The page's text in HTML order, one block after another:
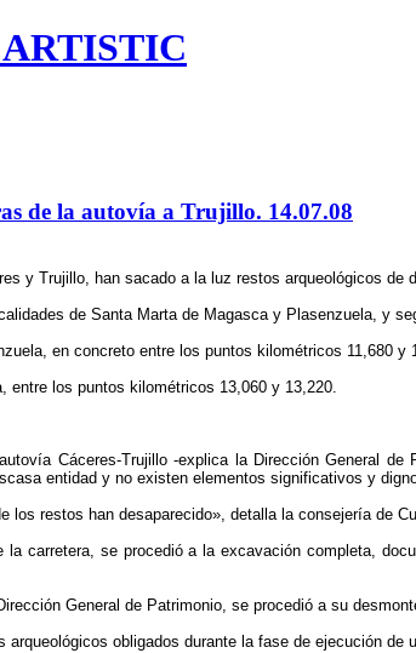
de la autovía a Trujillo. 14.07.08
y Trujillo, han sacado a la luz restos arqueológicos de
de Santa Marta de Magasca y Plasenzuela, y
en concreto entre los puntos kilométricos 11,680
entre los puntos kilométricos 13,060 y 13,220.
Cáceres-Trujillo -explica la Dirección General
entidad y no existen elementos significativos y
restos han desaparecido», detalla la consejería de
carretera, se procedió a la excavación completa,
General de Patrimonio, se procedió a su
obligados durante la fase de ejecución